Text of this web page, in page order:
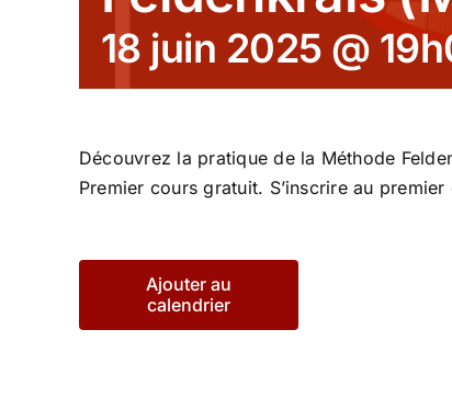
18 juin 2025 @
Découvrez la pratique de la Méthode
Premier cours gratuit. S’inscrire au
Ajouter au
calendrier